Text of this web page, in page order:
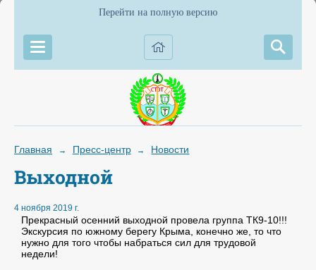
Перейти на полную версию
Главная → Пресс-центр → Новости
Выходной
4 ноября 2019 г.
Прекрасный осенний выходной провела группа ТК9-10!!!
Экскурсия по южному берегу Крыма, конечно же, то что
нужно для того чтобы набраться сил для трудовой
недели!